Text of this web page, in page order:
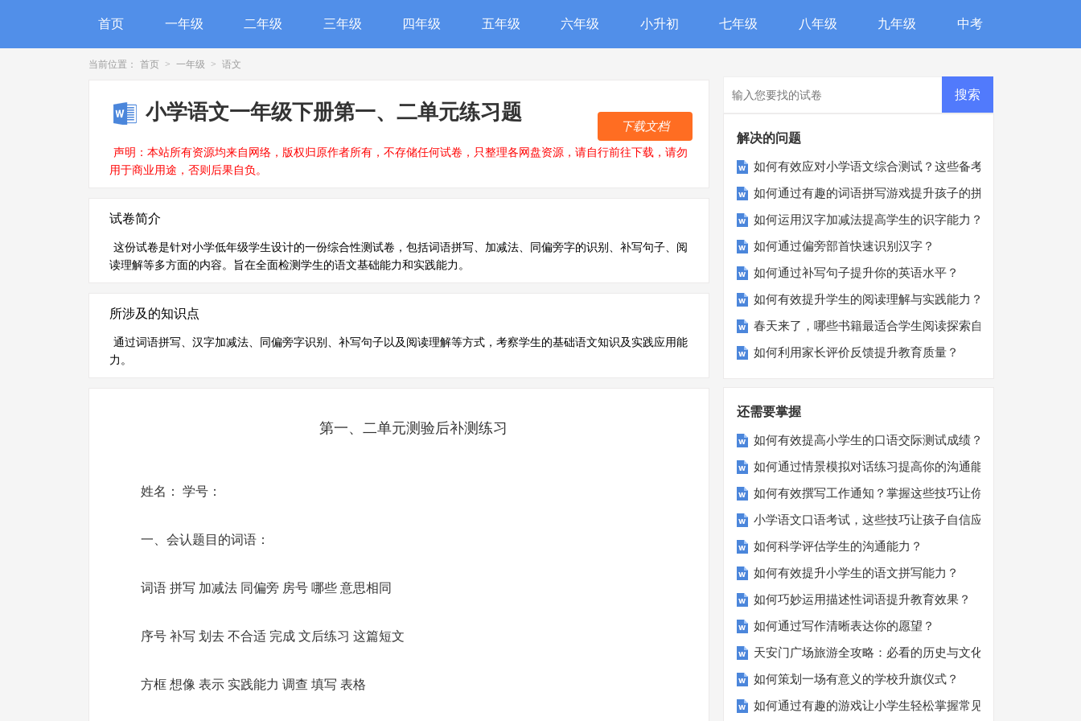
首页 一年级 二年级 三年级 四年级 五年级 六年级 小升初 七年级 八年级 九年级 中考
当前位置： 首页 > 一年级 > 语文
小学语文一年级下册第一、二单元练习题
声明：本站所有资源均来自网络，版权归原作者所有，不存储任何试卷，只整理各网盘资源，请自行前往下载，请勿
用于商业用途，否则后果自负。
下载文档
试卷简介
这份试卷是针对小学低年级学生设计的一份综合性测试卷，包括词语拼写、加减法、同偏旁字的识别、补写句子、阅
读理解等多方面的内容。旨在全面检测学生的语文基础能力和实践能力。
所涉及的知识点
通过词语拼写、汉字加减法、同偏旁字识别、补写句子以及阅读理解等方式，考察学生的基础语文知识及实践应用能
力。
第一、二单元测验后补测练习
姓名： 学号：
一、会认题目的词语：
词语 拼写 加减法 同偏旁 房号 哪些 意思相同
序号 补写 划去 不合适 完成 文后练习 这篇短文
方框 想像 表示 实践能力 调查 填写 表格
解决的问题
如何有效应对小学语文综合测试？这些备考技巧助你一臂之力
如何通过有趣的词语拼写游戏提升孩子的拼写技能？
如何运用汉字加减法提高学生的识字能力？
如何通过偏旁部首快速识别汉字？
如何通过补写句子提升你的英语水平？
如何有效提升学生的阅读理解与实践能力？
春天来了，哪些书籍最适合学生阅读探索自然？
如何利用家长评价反馈提升教育质量？
还需要掌握
如何有效提高小学生的口语交际测试成绩？
如何通过情景模拟对话练习提高你的沟通能力？
如何有效撰写工作通知？掌握这些技巧让你的通知更专业！
小学语文口语考试，这些技巧让孩子自信应考？
如何科学评估学生的沟通能力？
如何有效提升小学生的语文拼写能力？
如何巧妙运用描述性词语提升教育效果？
如何通过写作清晰表达你的愿望？
天安门广场旅游全攻略：必看的历史与文化景点
如何策划一场有意义的学校升旗仪式？
如何通过有趣的游戏让小学生轻松掌握常见姓氏？